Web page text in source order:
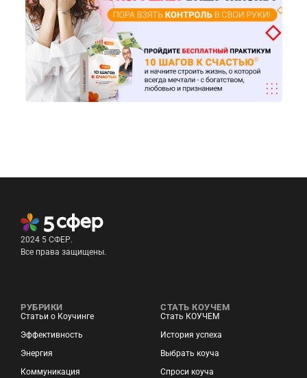
2024 5 СФЕР.
Все права защищены.
РУБРИКИ
Статьи о Коучинге
Эффективность
Энергия
Коммуникация
СТАТЬ КОУЧЕМ
Стать КОУЧЕМ
История успеха
Выбрать коуча
Спроси коуча